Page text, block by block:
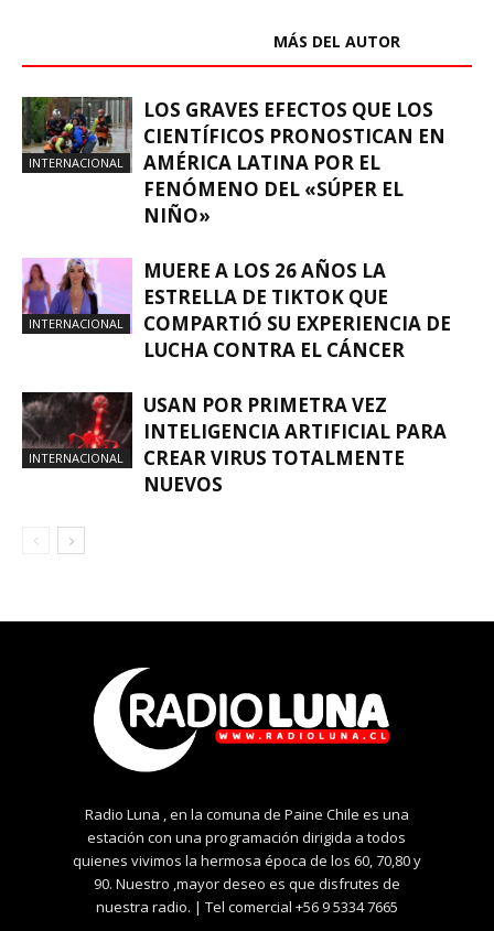
MÁS DEL AUTOR
INTERNACIONAL
LOS GRAVES EFECTOS QUE LOS
CIENTÍFICOS PRONOSTICAN EN
AMÉRICA LATINA POR EL
FENÓMENO DEL «SÚPER EL
NIÑO»
INTERNACIONAL
MUERE A LOS 26 AÑOS LA
ESTRELLA DE TIKTOK QUE
COMPARTIÓ SU EXPERIENCIA DE
LUCHA CONTRA EL CÁNCER
INTERNACIONAL
USAN POR PRIMETRA VEZ
INTELIGENCIA ARTIFICIAL PARA
CREAR VIRUS TOTALMENTE
NUEVOS
Radio Luna , en la comuna de Paine Chile es una
estación con una programación dirigida a todos
quienes vivimos la hermosa época de los 60, 70,80 y
90. Nuestro ,mayor deseo es que disfrutes de
nuestra radio. | Tel comercial +56 9 5334 7665